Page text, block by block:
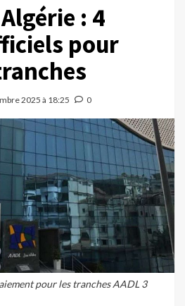
: 4
pour
2025 à 18:25 0
pour les tranches AADL 3